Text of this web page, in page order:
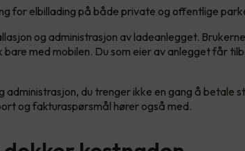
for elbillading på både private og offentlige
og administrasjon av ladeanlegget.
bare med mobilen. Du som eier av anlegget får
administrasjon, du trenger ikke en gang å betale
og fakturaspørsmål hører også med.